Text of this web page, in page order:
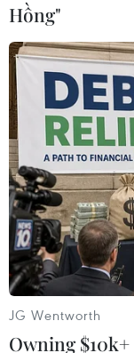
Go./.
Hồng"
JG Wentworth
Owning